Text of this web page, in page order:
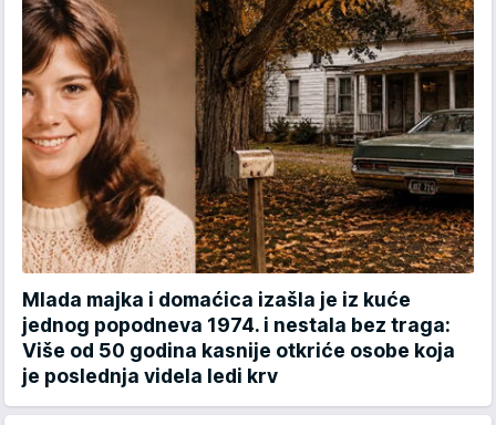
Mlada majka i domaćica izašla je iz kuće
jednog popodneva 1974. i nestala bez traga:
Više od 50 godina kasnije otkriće osobe koja
je poslednja videla ledi krv